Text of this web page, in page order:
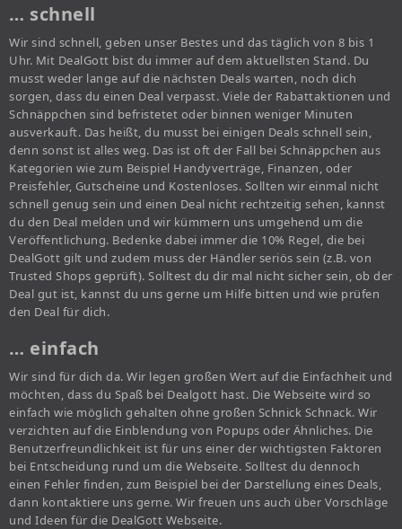
… schnell
Wir sind schnell, geben unser Bestes und das täglich von 8 bis 1
Uhr. Mit DealGott bist du immer auf dem aktuellsten Stand. Du
musst weder lange auf die nächsten Deals warten, noch dich
sorgen, dass du einen Deal verpasst. Viele der Rabattaktionen und
Schnäppchen sind befristetet oder binnen weniger Minuten
ausverkauft. Das heißt, du musst bei einigen Deals schnell sein,
denn sonst ist alles weg. Das ist oft der Fall bei Schnäppchen aus
Kategorien wie zum Beispiel Handyverträge, Finanzen, oder
Preisfehler, Gutscheine und Kostenloses. Sollten wir einmal nicht
schnell genug sein und einen Deal nicht rechtzeitig sehen, kannst
du den Deal melden und wir kümmern uns umgehend um die
Veröffentlichung. Bedenke dabei immer die 10% Regel, die bei
DealGott gilt und zudem muss der Händler seriös sein (z.B. von
Trusted Shops geprüft). Solltest du dir mal nicht sicher sein, ob der
Deal gut ist, kannst du uns gerne um Hilfe bitten und wie prüfen
den Deal für dich.
… einfach
Wir sind für dich da. Wir legen großen Wert auf die Einfachheit und
möchten, dass du Spaß bei Dealgott hast. Die Webseite wird so
einfach wie möglich gehalten ohne großen Schnick Schnack. Wir
verzichten auf die Einblendung von Popups oder Ähnliches. Die
Benutzerfreundlichkeit ist für uns einer der wichtigsten Faktoren
bei Entscheidung rund um die Webseite. Solltest du dennoch
einen Fehler finden, zum Beispiel bei der Darstellung eines Deals,
dann kontaktiere uns gerne. Wir freuen uns auch über Vorschläge
und Ideen für die DealGott Webseite.